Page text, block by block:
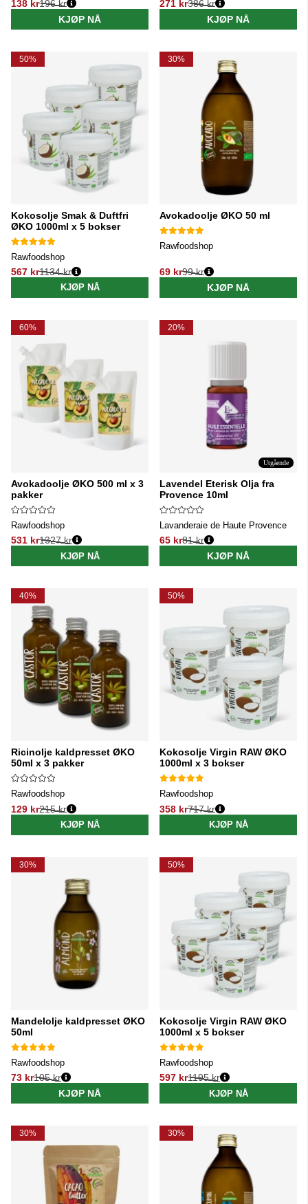
138 kr
Vanlig pris:
196 kr
KJØP NÅ
271 kr
Vanlig pris:
386 kr
KJØP NÅ
50%
Kokosolje Smak & Duftfri
ØKO 1000ml x 5 bokser
Rawfoodshop
567 kr
Vanlig pris:
1134 kr
KJØP NÅ
30%
Avokadoolje ØKO 50 ml
Rawfoodshop
69 kr
Vanlig pris:
99 kr
KJØP NÅ
60%
Avokadoolje ØKO 500 ml x 3
pakker
Rawfoodshop
531 kr
Vanlig pris:
1327 kr
KJØP NÅ
20%
Utgående
Lavendel Eterisk Olja fra
Provence 10ml
Lavanderaie de Haute Provence
65 kr
Vanlig pris:
81 kr
KJØP NÅ
40%
Ricinolje kaldpresset ØKO
50ml x 3 pakker
Rawfoodshop
129 kr
Vanlig pris:
215 kr
KJØP NÅ
50%
Kokosolje Virgin RAW ØKO
1000ml x 3 bokser
Rawfoodshop
358 kr
Vanlig pris:
717 kr
KJØP NÅ
30%
Mandelolje kaldpresset ØKO
50ml
Rawfoodshop
73 kr
Vanlig pris:
105 kr
KJØP NÅ
50%
Kokosolje Virgin RAW ØKO
1000ml x 5 bokser
Rawfoodshop
597 kr
Vanlig pris:
1195 kr
KJØP NÅ
30% 30%